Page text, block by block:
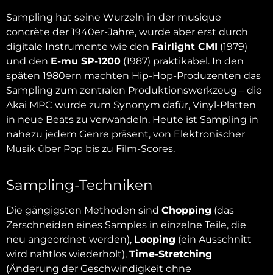
Sampling hat seine Wurzeln in der musique
concrète der 1940er-Jahre, wurde aber erst durch
digitale Instrumente wie den Fairlight CMI (1979)
und den E-mu SP-1200 (1987) praktikabel. In den
späten 1980ern machten Hip-Hop-Produzenten das
Sampling zum zentralen Produktionswerkzeug – die
Akai MPC wurde zum Synonym dafür, Vinyl-Platten
in neue Beats zu verwandeln. Heute ist Sampling in
nahezu jedem Genre präsent, von Elektronischer
Musik über Pop bis zu Film-Scores.
Sampling-Techniken
Die gängigsten Methoden sind Chopping (das
Zerschneiden eines Samples in einzelne Teile, die
neu angeordnet werden), Looping (ein Ausschnitt
wird nahtlos wiederholt), Time-Stretching
(Änderung der Geschwindigkeit ohne